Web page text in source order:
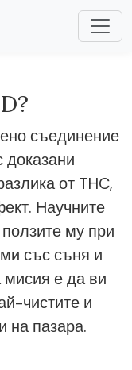
съединение
доказани
от THC,
Научните
му при
със съня и
е да ви
чистите и
на пазара.